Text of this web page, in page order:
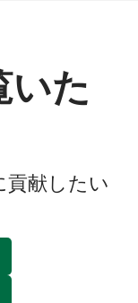
いた
貢献したい